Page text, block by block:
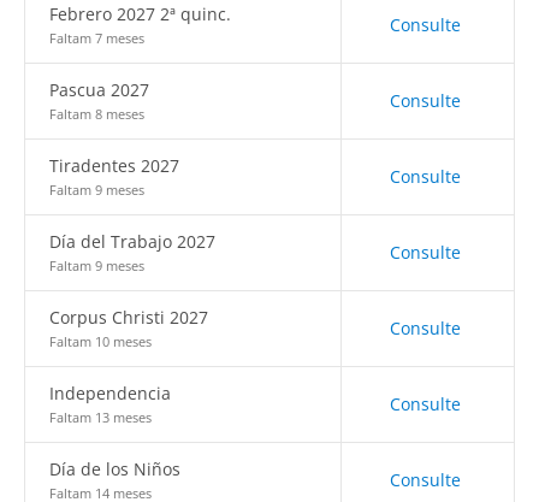
Febrero 2027 2ª quinc.
Faltam 7 meses
Consulte
Pascua 2027
Faltam 8 meses
Consulte
Tiradentes 2027
Faltam 9 meses
Consulte
Día del Trabajo 2027
Faltam 9 meses
Consulte
Corpus Christi 2027
Faltam 10 meses
Consulte
Independencia
Faltam 13 meses
Consulte
Día de los Niños
Faltam 14 meses
Consulte